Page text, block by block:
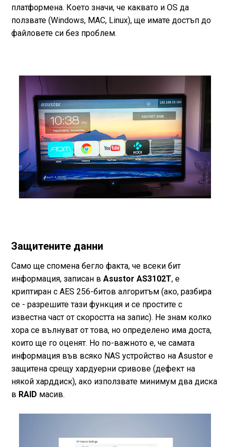
платформена. Което значи, че каквато и OS да
ползвате (Windows, MAC, Linux), ще имате достъп до
файловете си без проблем.
Защитените данни
Само ще спомена бегло факта, че всеки бит
информация, записан в Asustor AS3102T, е
криптиран с AES 256-битов алгоритъм (ако, разбира
се - разрешите тази функция и се простите с
известна част от скоростта на запис). Не знам колко
хора се вълнуват от това, но определено има доста,
които ще го оценят. Но по-важното е, че самата
информация във всяко NAS устройство на Asustor е
защитена срещу хардуерни сривове (дефект на
някой харддиск), ако използвате минимум два диска
в RAID масив.